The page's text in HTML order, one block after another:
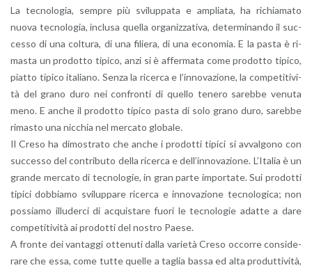
La tec­no­lo­gia, sem­pre più svi­lup­pa­ta e am­plia­ta, ha ri­chia­ma­to
nuova tec­no­lo­gia, in­clu­sa quel­la or­ga­niz­za­ti­va, de­ter­mi­nan­do il suc­
ces­so di una col­tu­ra, di una fi­lie­ra, di una eco­no­mia. E la pasta è ri­
ma­sta un pro­dot­to ti­pi­co, anzi si è af­fer­ma­ta come pro­dot­to ti­pi­co,
piat­to ti­pi­co ita­lia­no. Senza la ri­cer­ca e l’in­no­va­zio­ne, la com­pe­ti­ti­vi­
tà del grano duro nei con­fron­ti di quel­lo te­ne­ro sa­reb­be ve­nu­ta
meno. E anche il pro­dot­to ti­pi­co pasta di solo grano duro, sa­reb­be
ri­ma­sto una nic­chia nel mer­ca­to glo­ba­le.
Il Creso ha di­mo­stra­to che anche i pro­dot­ti ti­pi­ci si av­val­go­no con
suc­ces­so del con­tri­bu­to della ri­cer­ca e del­l’in­no­va­zio­ne. L’I­ta­lia è un
gran­de mer­ca­to di tec­no­lo­gie, in gran parte im­por­ta­te. Sui pro­dot­ti
ti­pi­ci dob­bia­mo svi­lup­pa­re ri­cer­ca e in­no­va­zio­ne tec­no­lo­gi­ca; non
pos­sia­mo il­lu­der­ci di ac­qui­sta­re fuori le tec­no­lo­gie adat­te a dare
com­pe­ti­ti­vi­tà ai pro­dot­ti del no­stro Paese.
A fron­te dei van­tag­gi ot­te­nu­ti dalla va­rie­tà Creso oc­cor­re con­si­de­
ra­re che essa, come tutte quel­le a ta­glia bassa ed alta pro­dut­ti­vi­tà,